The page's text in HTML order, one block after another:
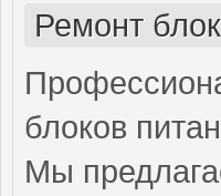
Ремонт
блоков
Мы